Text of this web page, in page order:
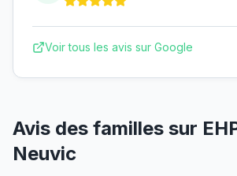
Voir tous les avis sur Google
Avis des familles sur
Neuvic